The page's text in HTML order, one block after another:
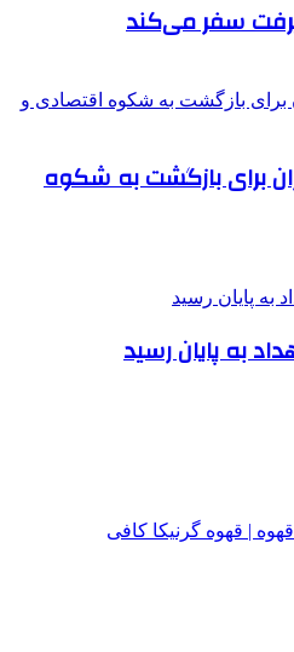
سفر می‌کند
برای بازگشت به شکوه
به پایان رسید
| قهوه گرنیکا کافی